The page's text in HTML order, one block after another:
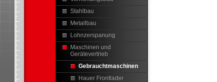
Stahlbau
Metallbau
Lohnzerspanung
Maschinen und
Gerätevertrieb
Gebrauchtmaschinen
Hauer Frontlader